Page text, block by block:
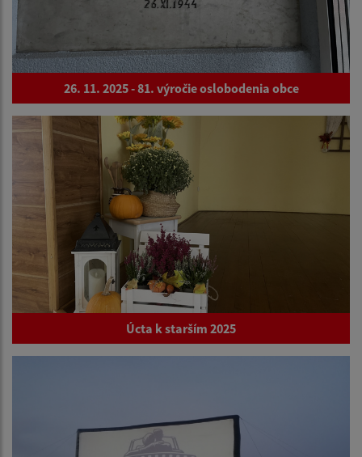
26. 11. 2025 - 81. výročie oslobodenia obce
Úcta k starším 2025